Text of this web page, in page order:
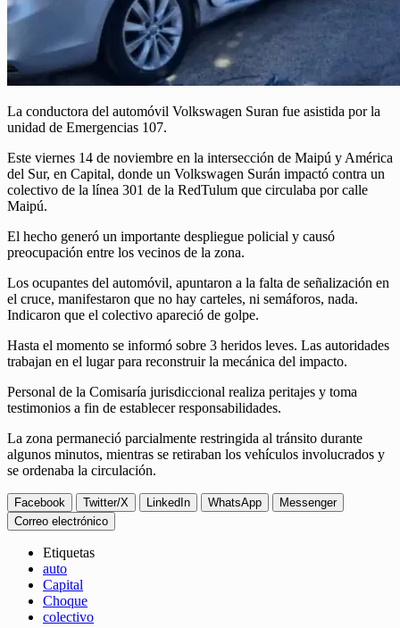
La conductora del automóvil Volkswagen Suran fue asistida por la
unidad de Emergencias 107.
Este viernes 14 de noviembre en la intersección de Maipú y América
del Sur, en Capital, donde un Volkswagen Surán impactó contra un
colectivo de la línea 301 de la RedTulum que circulaba por calle
Maipú.
El hecho generó un importante despliegue policial y causó
preocupación entre los vecinos de la zona.
Los ocupantes del automóvil, apuntaron a la falta de señalización en
el cruce, manifestaron que no hay carteles, ni semáforos, nada.
Indicaron que el colectivo apareció de golpe.
Hasta el momento se informó sobre 3 heridos leves. Las autoridades
trabajan en el lugar para reconstruir la mecánica del impacto.
Personal de la Comisaría jurisdiccional realiza peritajes y toma
testimonios a fin de establecer responsabilidades.
La zona permaneció parcialmente restringida al tránsito durante
algunos minutos, mientras se retiraban los vehículos involucrados y
se ordenaba la circulación.
Facebook Twitter/X LinkedIn WhatsApp
Messenger
Correo electrónico
Etiquetas
auto
Capital
Choque
colectivo